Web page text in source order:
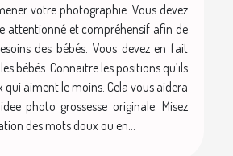
votre photographie. Vous devez
attentionné et compréhensif afin de
des bébés. Vous devez en fait
bébés. Connaitre les positions qu’ils
qui aiment le moins. Cela vous aidera
photo grossesse originale. Misez
des mots doux ou en...